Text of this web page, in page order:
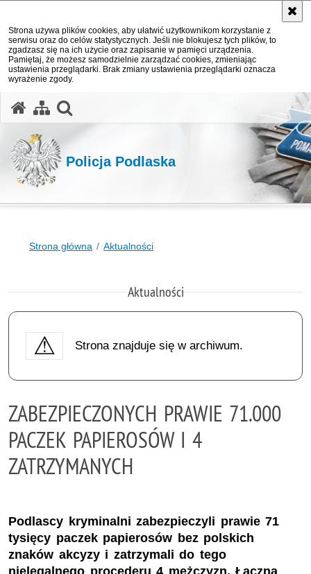
Strona używa plików cookies, aby ułatwić użytkownikom korzystanie z
serwisu oraz do celów statystycznych. Jeśli nie blokujesz tych plików, to
zgadzasz się na ich użycie oraz zapisanie w pamięci urządzenia.
Pamiętaj, że możesz samodzielnie zarządzać cookies, zmieniając
ustawienia przeglądarki. Brak zmiany ustawienia przeglądarki oznacza
wyrażenie zgody.
Policja Podlaska
Strona główna Aktualności
Aktualności
Strona znajduje się w archiwum.
ZABEZPIECZONYCH PRAWIE 71.000
PACZEK PAPIEROSÓW I 4
ZATRZYMANYCH
Podlascy kryminalni zabezpieczyli prawie 71
tysięcy paczek papierosów bez polskich
znaków akcyzy i zatrzymali do tego